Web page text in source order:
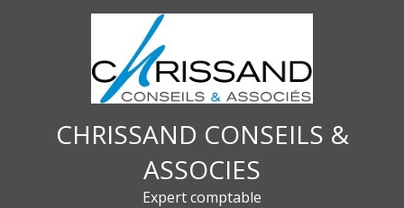
CHRISSAND CONSEILS &
ASSOCIES
Expert comptable